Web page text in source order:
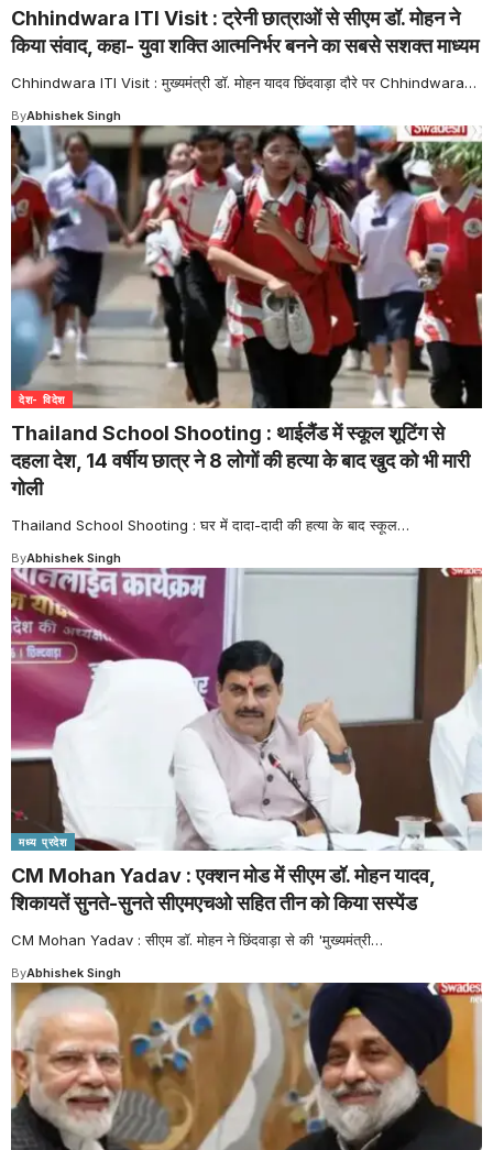
Chhindwara ITI Visit : ट्रेनी छात्राओं से सीएम डॉ. मोहन ने
किया संवाद, कहा- युवा शक्ति आत्मनिर्भर बनने का सबसे सशक्त माध्यम
Chhindwara ITI Visit : मुख्यमंत्री डॉ. मोहन यादव छिंदवाड़ा दौरे पर Chhindwara…
ByAbhishek Singh
देश- विदेश
Thailand School Shooting : थाईलैंड में स्कूल शूटिंग से
दहला देश, 14 वर्षीय छात्र ने 8 लोगों की हत्या के बाद खुद को भी मारी
गोली
Thailand School Shooting : घर में दादा-दादी की हत्या के बाद स्कूल…
ByAbhishek Singh
मध्य प्रदेश
CM Mohan Yadav : एक्शन मोड में सीएम डॉ. मोहन यादव,
शिकायतें सुनते-सुनते सीएमएचओ सहित तीन को किया सस्पेंड
CM Mohan Yadav : सीएम डॉ. मोहन ने छिंदवाड़ा से की 'मुख्यमंत्री…
ByAbhishek Singh